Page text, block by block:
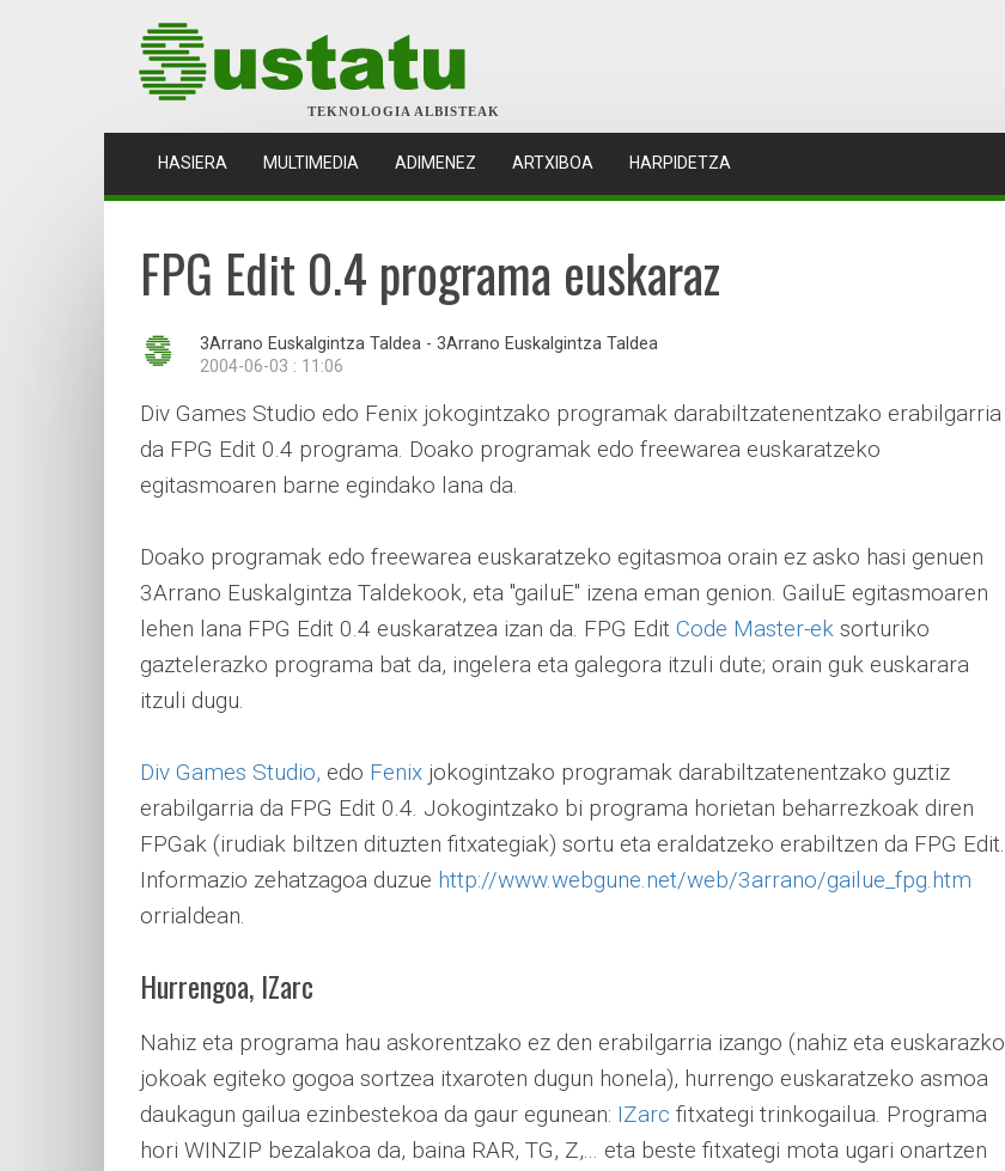
TEKNOLOGIA ALBISTEAK
HASIERA (CURRENT)
MULTIMEDIA ADIMENEZ ARTXIBOA HARPIDETZA
FPG Edit 0.4 programa euskaraz
3Arrano Euskalgintza Taldea - 3Arrano Euskalgintza Taldea
2004-06-03 : 11:06
Div Games Studio edo Fenix jokogintzako programak darabiltzatenentzako erabilgarria
da FPG Edit 0.4 programa. Doako programak edo freewarea euskaratzeko
egitasmoaren barne egindako lana da.
Doako programak edo freewarea euskaratzeko egitasmoa orain ez asko hasi genuen
3Arrano Euskalgintza Taldekook, eta "gailuE" izena eman genion. GailuE egitasmoaren
lehen lana FPG Edit 0.4 euskaratzea izan da. FPG Edit Code Master-ek sorturiko
gaztelerazko programa bat da, ingelera eta galegora itzuli dute; orain guk euskarara
itzuli dugu.
Div Games Studio, edo Fenix jokogintzako programak darabiltzatenentzako guztiz
erabilgarria da FPG Edit 0.4. Jokogintzako bi programa horietan beharrezkoak diren
FPGak (irudiak biltzen dituzten fitxategiak) sortu eta eraldatzeko erabiltzen da FPG Edit.
Informazio zehatzagoa duzue http://www.webgune.net/web/3arrano/gailue_fpg.htm
orrialdean.
Hurrengoa, IZarc
Nahiz eta programa hau askorentzako ez den erabilgarria izango (nahiz eta euskarazko
jokoak egiteko gogoa sortzea itxaroten dugun honela), hurrengo euskaratzeko asmoa
daukagun gailua ezinbestekoa da gaur egunean: IZarc fitxategi trinkogailua. Programa
hori WINZIP bezalakoa da, baina RAR, TG, Z,... eta beste fitxategi mota ugari onartzen